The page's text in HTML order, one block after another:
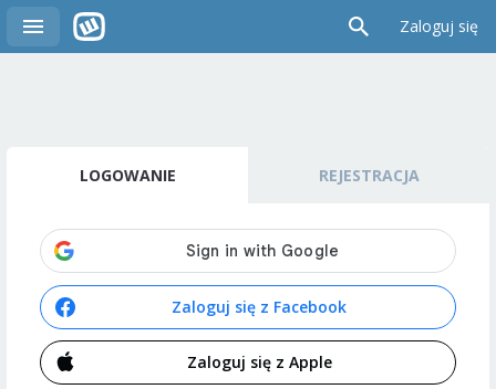
Zaloguj się
LOGOWANIE REJESTRACJA
Zaloguj się z Facebook
Zaloguj się z Apple